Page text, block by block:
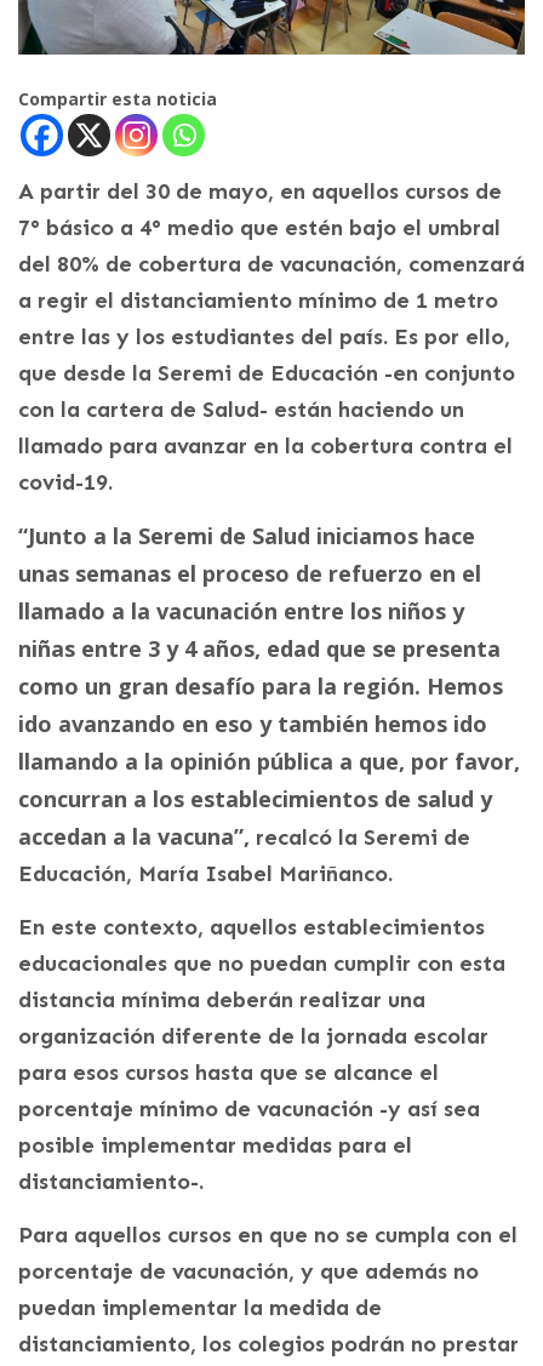
Compartir esta noticia
A partir del 30 de mayo, en aquellos cursos de
7° básico a 4° medio que estén bajo el umbral
del 80% de cobertura de vacunación, comenzará
a regir el distanciamiento mínimo de 1 metro
entre las y los estudiantes del país. Es por ello,
que desde la Seremi de Educación -en conjunto
con la cartera de Salud- están haciendo un
llamado para avanzar en la cobertura contra el
covid-19.
“Junto a la Seremi de Salud iniciamos hace
unas semanas el proceso de refuerzo en el
llamado a la vacunación entre los niños y
niñas entre 3 y 4 años, edad que se presenta
como un gran desafío para la región. Hemos
ido avanzando en eso y también hemos ido
llamando a la opinión pública a que, por favor,
concurran a los establecimientos de salud y
accedan a la vacuna”, recalcó la Seremi de
Educación, María Isabel Mariñanco.
En este contexto, aquellos establecimientos
educacionales que no puedan cumplir con esta
distancia mínima deberán realizar una
organización diferente de la jornada escolar
para esos cursos hasta que se alcance el
porcentaje mínimo de vacunación -y así sea
posible implementar medidas para el
distanciamiento-.
Para aquellos cursos en que no se cumpla con el
porcentaje de vacunación, y que además no
puedan implementar la medida de
distanciamiento, los colegios podrán no prestar